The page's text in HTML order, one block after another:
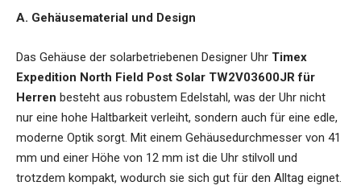
A. Gehäusematerial und Design
Das Gehäuse der solarbetriebenen Designer Uhr Timex
Expedition North Field Post Solar TW2V03600JR für
Herren besteht aus robustem Edelstahl, was der Uhr nicht
nur eine hohe Haltbarkeit verleiht, sondern auch für eine edle,
moderne Optik sorgt. Mit einem Gehäusedurchmesser von 41
mm und einer Höhe von 12 mm ist die Uhr stilvoll und
trotzdem kompakt, wodurch sie sich gut für den Alltag eignet.